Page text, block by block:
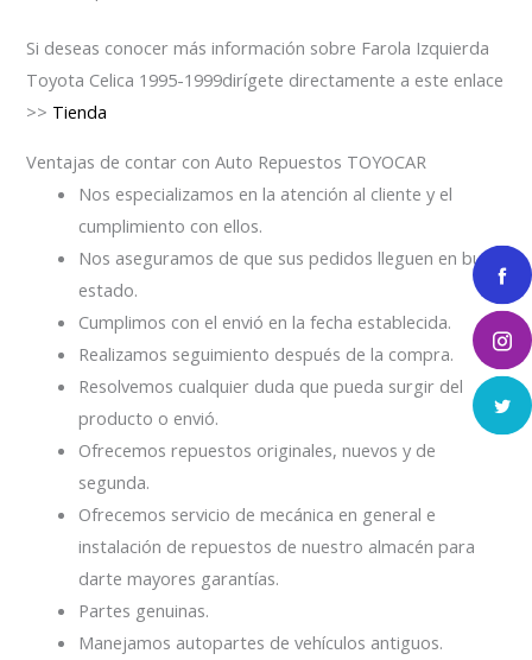
Si deseas conocer más información sobre Farola Izquierda
Toyota Celica 1995-1999dirígete directamente a este enlace
>> Tienda
Ventajas de contar con Auto Repuestos TOYOCAR
Nos especializamos en la atención al cliente y el
cumplimiento con ellos.
Nos aseguramos de que sus pedidos lleguen en buen
estado.
Cumplimos con el envió en la fecha establecida.
Realizamos seguimiento después de la compra.
Resolvemos cualquier duda que pueda surgir del
producto o envió.
Ofrecemos repuestos originales, nuevos y de
segunda.
Ofrecemos servicio de mecánica en general e
instalación de repuestos de nuestro almacén para
darte mayores garantías.
Partes genuinas.
Manejamos autopartes de vehículos antiguos.